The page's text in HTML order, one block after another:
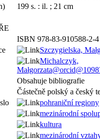
199 s. : il. ; 21 cm
ISBN 978-83-910588-2-
Szczygielska,
Michalczyk,
Obsahuje bibliografie
Částečně polský a český
pohraniční regiony
mezinárodní
kultura
mezinárodní